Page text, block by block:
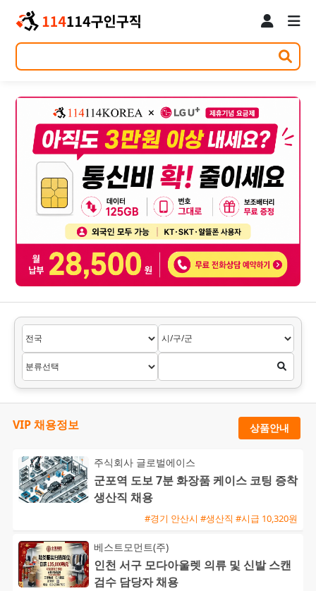
VIP 채용정보 상품안내
주식회사 글로벌에이스
군포역 도보 7분 화장품 케이스 코팅 증착
생산직 채용
#경기 안산시 #생산직 #시급 10,320원
베스트모먼트(주)
인천 서구 모다아울렛 의류 및 신발 스캔
검수 담당자 채용